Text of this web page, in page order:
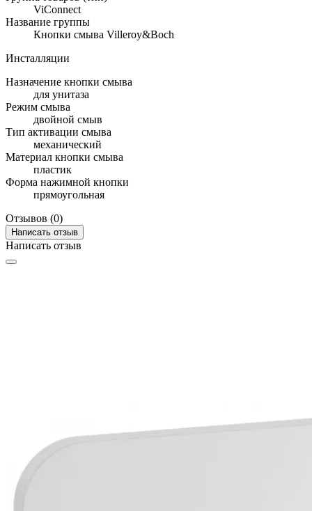
ViConnect
Название группы
Кнопки смыва Villeroy&Boch
Инсталляции
Назначение кнопки смыва
для унитаза
Режим смыва
двойной смыв
Тип активации смыва
механический
Материал кнопки смыва
пластик
Форма нажимной кнопки
прямоугольная
Отзывов (0)
Написать отзыв
Написать отзыв